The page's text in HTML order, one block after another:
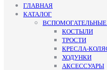
ГЛАВНАЯ
КАТАЛОГ
КОСТЫЛИ
ТРОСТИ
КРЕСЛА-
ХОДУНКИ
АКСЕССУАРЫ